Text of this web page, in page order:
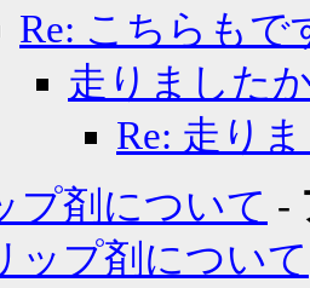
Re: こちらもで
走りました
Re: 走り
プ剤について -
ップ剤について